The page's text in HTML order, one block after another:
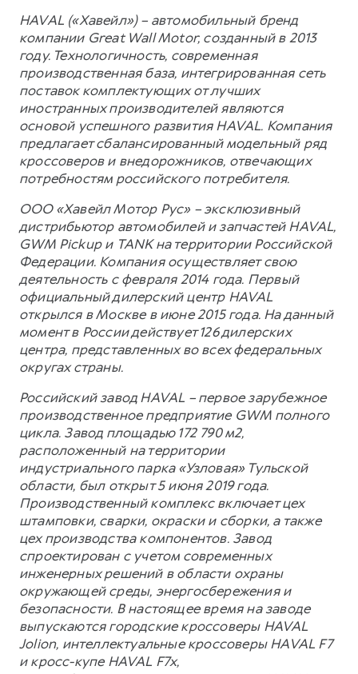
HAVAL («Хавейл») – автомобильный бренд
компании Great Wall Motor, созданный в 2013
году. Технологичность, современная
производственная база, интегрированная сеть
поставок комплектующих от лучших
иностранных производителей являются
основой успешного развития HAVAL. Компания
предлагает сбалансированный модельный ряд
кроссоверов и внедорожников, отвечающих
потребностям российского потребителя.
ООО «Хавейл Мотор Рус» – эксклюзивный
дистрибьютор автомобилей и запчастей HAVAL,
GWM Pickup и TANK на территории Российской
Федерации. Компания осуществляет свою
деятельность с февраля 2014 года. Первый
официальный дилерский центр HAVAL
открылся в Москве в июне 2015 года. На данный
момент в России действует 126 дилерских
центра, представленных во всех федеральных
округах страны.
Российский завод HAVAL – первое зарубежное
производственное предприятие GWM полного
цикла. Завод площадью 172 790 м2,
расположенный на территории
индустриального парка «Узловая» Тульской
области, был открыт 5 июня 2019 года.
Производственный комплекс включает цех
штамповки, сварки, окраски и сборки, а также
цех производства компонентов. Завод
спроектирован с учетом современных
инженерных решений в области охраны
окружающей среды, энергосбережения и
безопасности. В настоящее время на заводе
выпускаются городские кроссоверы HAVAL
Jolion, интеллектуальные кроссоверы HAVAL F7
и кросс-купе HAVAL F7x,